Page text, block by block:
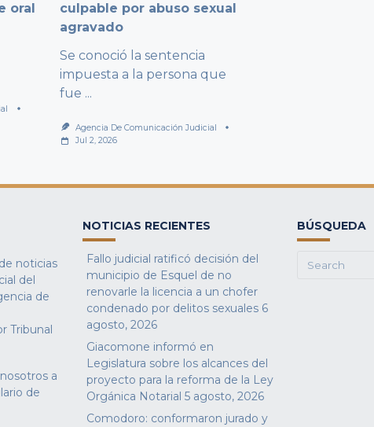
oral
culpable por abuso sexual
agravado
Se conoció la sentencia
impuesta a la persona que
fue ...
Agencia De Comunicación Judicial
Jul 2, 2026
noticias
del
de
Tribunal
a
de
NOTICIAS RECIENTES
Fallo judicial ratificó decisión del
municipio de Esquel de no
renovarle la licencia a un chofer
condenado por delitos sexuales 6
agosto, 2026
Giacomone informó en
Legislatura sobre los alcances del
proyecto para la reforma de la Ley
Orgánica Notarial 5 agosto, 2026
Comodoro: conformaron jurado y
BÚSQUEDA
Search